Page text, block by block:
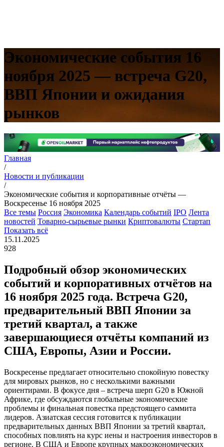
Экономические события 16
ноября 2025 — встреча G20,
ВВП Японии и ожидания
рынков
Главная
/
Новости и публикации
/
Экономические события и корпоративные отчёты —
Воскресенье 16 ноября 2025
Все темы Россия Экономика Календарь событий IPO Лента
новостей Товарно-сырьевые рынки Криптовалюты Стартап
Показать всё
15.11.2025
928
Подробный обзор экономических
событий и корпоративных отчётов на
16 ноября 2025 года. Встреча G20,
предварительный ВВП Японии за
третий квартал, а также
завершающиеся отчёты компаний из
США, Европы, Азии и России.
Воскресенье предлагает относительно спокойную повестку
для мировых рынков, но с несколькими важными
ориентирами. В фокусе дня – встреча шерп G20 в Южной
Африке, где обсуждаются глобальные экономические
проблемы и финальная повестка предстоящего саммита
лидеров. Азиатская сессия готовится к публикации
предварительных данных ВВП Японии за третий квартал,
способных повлиять на курс иены и настроения инвесторов в
регионе. В США и Европе крупных макроэкономических